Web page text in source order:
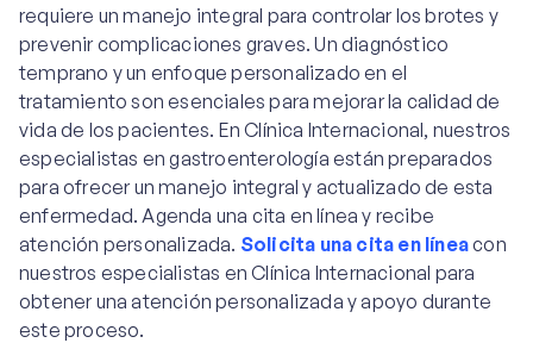
requiere un manejo integral para controlar los brotes y
prevenir complicaciones graves. Un diagnóstico
temprano y un enfoque personalizado en el
tratamiento son esenciales para mejorar la calidad de
vida de los pacientes. En Clínica Internacional, nuestros
especialistas en gastroenterología están preparados
para ofrecer un manejo integral y actualizado de esta
enfermedad. Agenda una cita en línea y recibe
atención personalizada. Solicita una cita en líneacon
nuestros especialistas en Clínica Internacional para
obtener una atención personalizada y apoyo durante
este proceso.